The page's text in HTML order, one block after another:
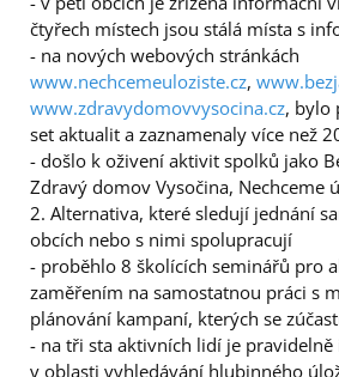
čtyřech místech jsou stálá místa s
- na nových webových stránkách
www.nechcemeuloziste.cz,
www.zdravydomovvysocina.cz, bylo
set aktualit a zaznamenaly více než
- došlo k oživení aktivit spolků jako
Zdravý domov Vysočina, Nechceme
2. Alternativa, které sledují jednání
obcích nebo s nimi spolupracují
- proběhlo 8 školících seminářů pro
zaměřením na samostatnou práci s
plánování kampaní, kterých se
- na tři sta aktivních lidí je
v oblasti vyhledávání hlubinného